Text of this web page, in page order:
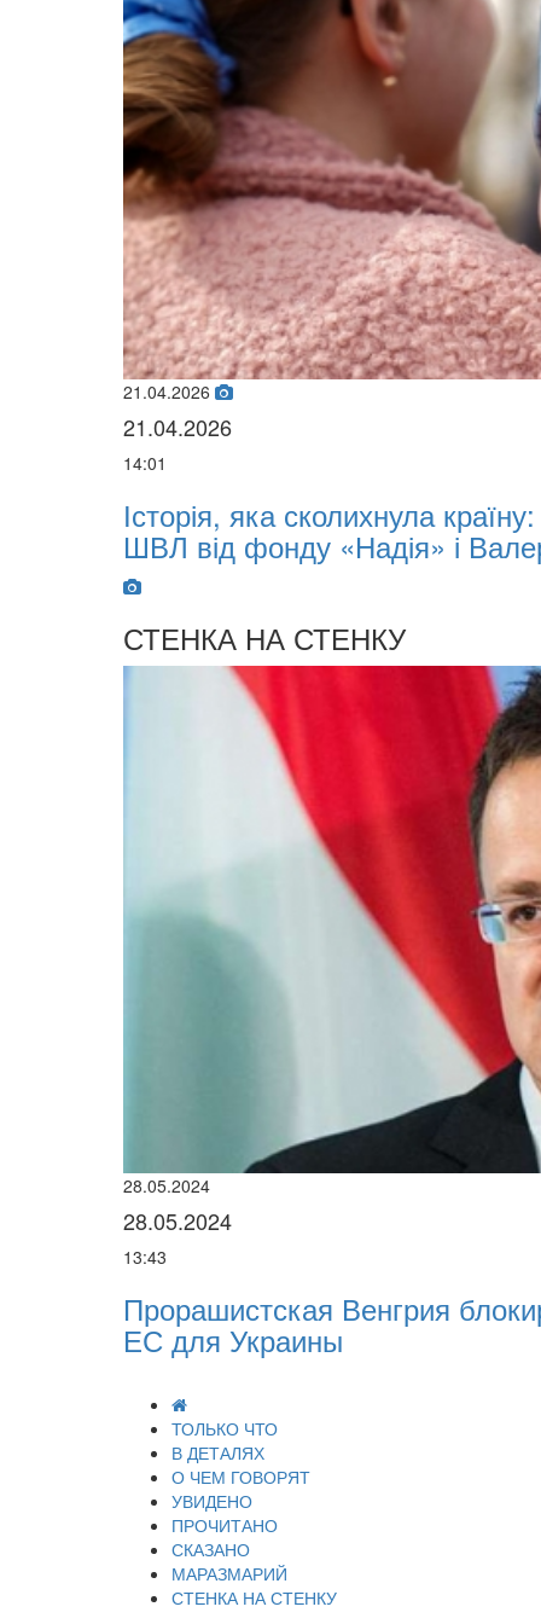
21.04.2026
21.04.2026
14:01
Історія, яка сколихнула
ШВЛ від фонду «Надія» і
СТЕНКА НА СТЕНКУ
28.05.2024
28.05.2024
13:43
Прорашистская Венгрия
ЕС для Украины
ТОЛЬКО ЧТО
В ДЕТАЛЯХ
О ЧЕМ ГОВОРЯТ
УВИДЕНО
ПРОЧИТАНО
СКАЗАНО
МАРАЗМАРИЙ
СТЕНКА НА СТЕНКУ